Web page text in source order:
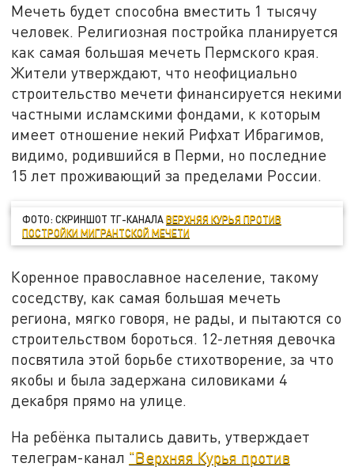
Мечеть будет способна вместить 1 тысячу
человек. Религиозная постройка планируется
как самая большая мечеть Пермского края.
Жители утверждают, что неофициально
строительство мечети финансируется некими
частными исламскими фондами, к которым
имеет отношение некий Рифхат Ибрагимов,
видимо, родившийся в Перми, но последние
15 лет проживающий за пределами России.
ФОТО: СКРИНШОТ ТГ-КАНАЛАВЕРХНЯЯ КУРЬЯ ПРОТИВ
ПОСТРОЙКИ МИГРАНТСКОЙ МЕЧЕТИ
Коренное православное население, такому
соседству, как самая большая мечеть
региона, мягко говоря, не рады, и пытаются со
строительством бороться. 12-летняя девочка
посвятила этой борьбе стихотворение, за что
якобы и была задержана силовиками 4
декабря прямо на улице.
На ребёнка пытались давить, утверждает
телеграм-канал "Верхняя Курья против